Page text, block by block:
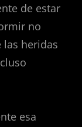
de estar
no
las heridas
esa